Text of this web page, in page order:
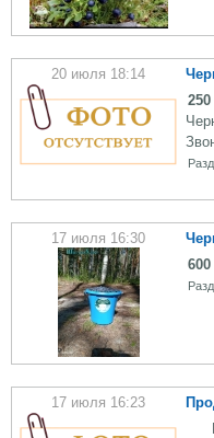
20 июля 18:14
17 июля 16:30
17 июля 16:23